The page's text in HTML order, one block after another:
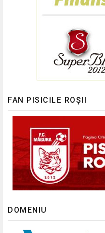
FAN PISICILE ROȘII
DOMENIU